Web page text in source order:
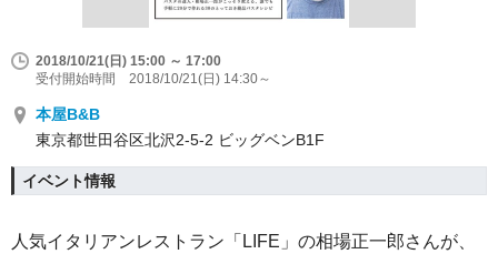
2018/10/21(日) 15:00 ～ 17:00
受付開始時間 2018/10/21(日) 14:30～
本屋B&B
東京都世田谷区北沢2-5-2 ビッグベンB1F
イベント情報
人気イタリアンレストラン「LIFE」の相場正一郎さんが、